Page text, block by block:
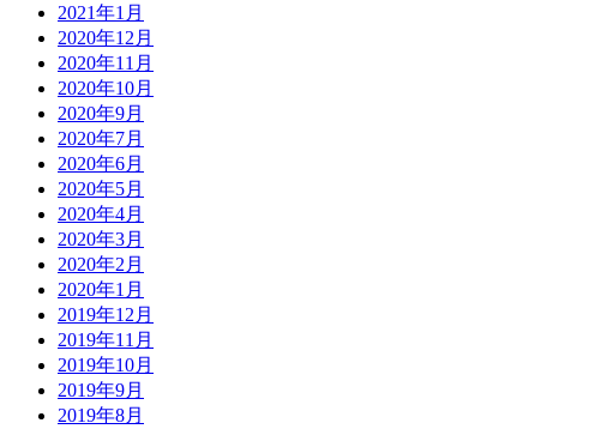
2021年1月
2020年12月
2020年11月
2020年10月
2020年9月
2020年7月
2020年6月
2020年5月
2020年4月
2020年3月
2020年2月
2020年1月
2019年12月
2019年11月
2019年10月
2019年9月
2019年8月